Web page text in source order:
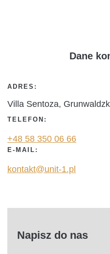
Dane
ADRES:
Villa Sentoza,
TELEFON:
+48 58 350 06 66
E-MAIL:
kontakt@unit-1.pl
Napisz do nas